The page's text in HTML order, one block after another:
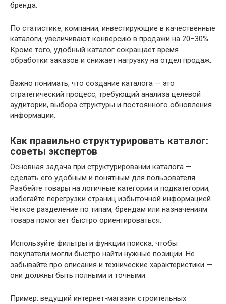
бренда.
По статистике, компании, инвестирующие в качественные
каталоги, увеличивают конверсию в продажи на 20–30%.
Кроме того, удобный каталог сокращает время
обработки заказов и снижает нагрузку на отдел продаж.
Важно понимать, что создание каталога — это
стратегический процесс, требующий анализа целевой
аудитории, выбора структуры и постоянного обновления
информации.
Как правильно структурировать каталог:
советы экспертов
Основная задача при структурировании каталога —
сделать его удобным и понятным для пользователя.
Разбейте товары на логичные категории и подкатегории,
избегайте перегрузки страниц избыточной информацией.
Четкое разделение по типам, брендам или назначениям
товара помогает быстро ориентироваться.
Используйте фильтры и функции поиска, чтобы
покупатели могли быстро найти нужные позиции. Не
забывайте про описания и технические характеристики —
они должны быть полными и точными.
Пример: ведущий интернет-магазин строительных